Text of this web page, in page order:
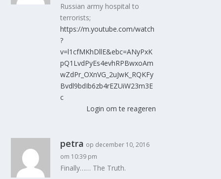
Russian army hospital to
terrorists;
https://m.youtube.com/watch
?
v=l1cfMKhDllE&ebc=ANyPxK
pQ1LvdPyEs4evhRPBwxoAm
wZdPr_OXnVG_2uJwK_RQKFy
Bvdl9bdIb6zb4rEZUiW23m3E
c
Login om te reageren
petra op december 10, 2016
om 10:39 pm
Finally…… The Truth.